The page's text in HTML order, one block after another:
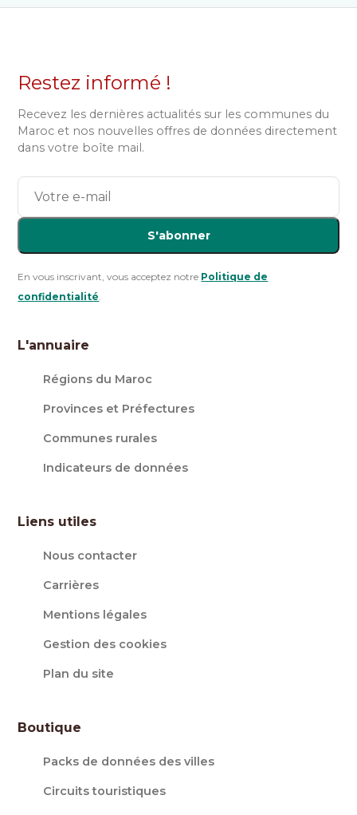
Restez informé !
Recevez les dernières actualités sur les communes du
Maroc et nos nouvelles offres de données directement
dans votre boîte mail.
S'abonner
En vous inscrivant, vous acceptez notre Politique de
confidentialité
L'annuaire
Régions du Maroc
Provinces et Préfectures
Communes rurales
Indicateurs de données
Liens utiles
Nous contacter
Carrières
Mentions légales
Gestion des cookies
Plan du site
Boutique
Packs de données des villes
Circuits touristiques